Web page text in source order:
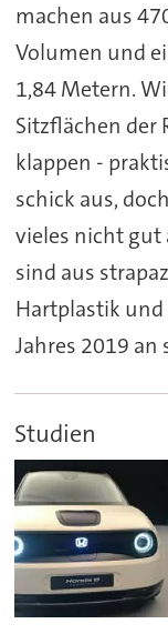
machen aus
Volumen und
1,84 Metern.
Sitzflächen der
klappen -
schick aus,
vieles nicht gut
sind aus
Hartplastik und
Jahres 2019
Studien